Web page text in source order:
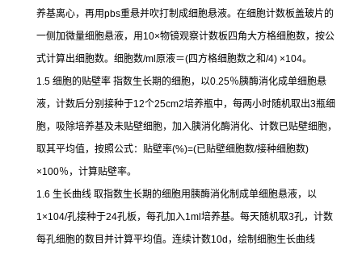
养基离心，再用pbs重悬并吹打制成细胞悬液。在细胞计数板盖玻片的
一侧加微量细胞悬液，用 10×物镜观察计数板四角大方格细胞数，按公
式计算出细胞数。细胞数/ml 原液＝(四方格细胞数之和/4) ×104。
1.5 细胞的贴壁率 指数生长期的细胞，以0.25％胰酶消化成单细胞悬
液，计数后分别接种于12个25cm2培养瓶中，每两小时随机取出3瓶细
胞，吸除培养基及未贴壁细胞，加入胰消化酶消化、计数已贴壁细胞，
取其平均值，按照公式：贴壁率(%)=(已贴壁细胞数/接种细胞数)
×100％，计算贴壁率。
1.6 生长曲线 取指数生长期的细胞用胰酶消化制成单细胞悬液，以
1×104/孔接种于24孔板，每孔加入1ml 培养基。每天随机取3孔，计数
每孔细胞的数目并计算平均值。连续计数10d ，绘制细胞生长曲线